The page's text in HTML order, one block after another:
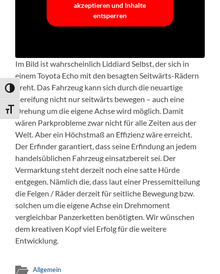
Umschalten auf hohe Kontraste
Schrift vergrößern
akzeptieren und Inhalte
entsperren
Im Bild ist wahrscheinlich Liddiard Selbst, der sich in
einem Toyota Echo mit den besagten Seitwärts-Rädern
dreht. Das Fahrzeug kann sich durch die neuartige
Bereifung nicht nur seitwärts bewegen – auch eine
Drehung um die eigene Achse wird möglich. Damit
wären Parkprobleme zwar nicht für alle Zeiten aus der
Welt. Aber ein Höchstmaß an Effizienz wäre erreicht.
Der Erfinder garantiert, dass seine Erfindung an jedem
handelsüblichen Fahrzeug einsatzbereit sei. Der
Vermarktung steht derzeit noch eine satte Hürde
entgegen. Nämlich die, dass laut einer Pressemitteilung
die Felgen / Räder derzeit für seitliche Bewegung bzw.
solchen um die eigene Achse ein Drehmoment
vergleichbar Panzerketten benötigten. Wir wünschen
dem kreativen Kopf viel Erfolg für die weitere
Entwicklung.
Allgemein